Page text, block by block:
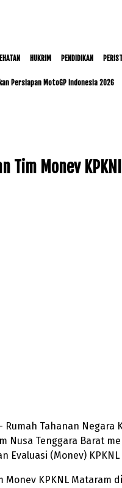
HUKRIM PENDIDIKAN
Persiapan MotoGP Indonesia 2026
Tim Monev
Rumah Tahanan Negara
Nusa Tenggara Barat
Evaluasi (Monev)
Monev KPKNL Mataram